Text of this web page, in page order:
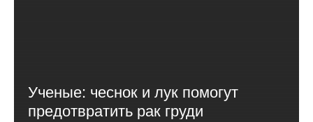
Ученые: чеснок и лук помогут
предотвратить рак груди